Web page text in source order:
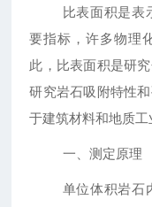
比表面积是表
要指标，许多物理
此，比表面积是研
研究岩石吸附特性
于建筑材料和地质工
一、测定原理
单位体积岩石